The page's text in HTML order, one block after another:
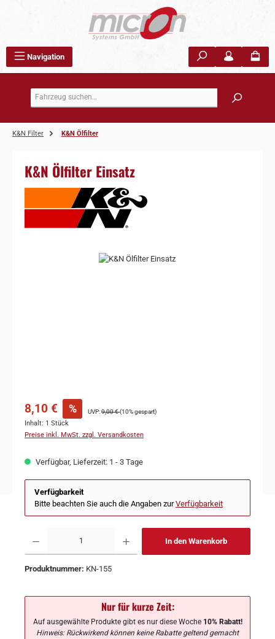
Navigation
K&N Filter K&N Ölfilter
K&N Ölfilter Einsatz
Bildergalerie überspringen
8,10 € % UVP:9,00 €(10% gespart)
Inhalt: 1 Stück
Preise inkl. MwSt. zzgl. Versandkosten
Verfügbar, Lieferzeit: 1 - 3 Tage
Verfügbarkeit
Bitte beachten Sie auch die Angaben zurVerfügbarkeit
In den Warenkorb
Produktnummer: KN-155
Nur für kurze Zeit:
Auf ausgewählte Produkte gibt es nur diese Woche10% Rabatt!
Hinweis: Rückwirkend können keine Rabatte geltend gemacht